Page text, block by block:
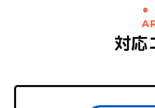
対応